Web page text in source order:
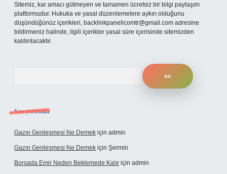
Sitemiz, kar amacı gütmeyen ve tamamen ücretsiz bir bilgi paylaşım
platformudur. Hukuka ve yasal düzenlemelere aykırı olduğunu
düşündüğünüz içerikleri, backlinkpanelicomtr@gmail.com adresine
bildirmeniz halinde, ilgili içerikler yasal süre içerisinde sitemizden
kaldırılacaktır.
Son yorumlar
Gazın Genleşmesi Ne Demek için admin
Gazın Genleşmesi Ne Demek için Şermin
Borsada Emir Neden Beklemede Kalır için admin